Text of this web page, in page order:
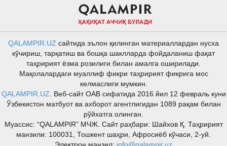
QALAMPIR.UZ сайтида эълон қилинган материаллардан нусха
кўчириш, тарқатиш ва бошқа шаклларда фойдаланиш фақат
таҳририят ёзма розилиги билан амалга оширилади.
Мақолалардаги муаллиф фикри таҳририят фикрига мос
келмаслиги мумкин.
QALAMPIR.UZ . Веб-сайт ОАВ сифатида 2016 йил 12 февраль куни
Ўзбекистон матбуот ва ахборот агентлигидан 1089 рақам билан
рўйхатга олинган.
Муассис: “QALAMPIR” МЧЖ. Сайт раҳбари: Шайхов Қ. Таҳририят
манзили: 100031, Тошкент шаҳри, Афросиёб кўчаси, 2-уй.